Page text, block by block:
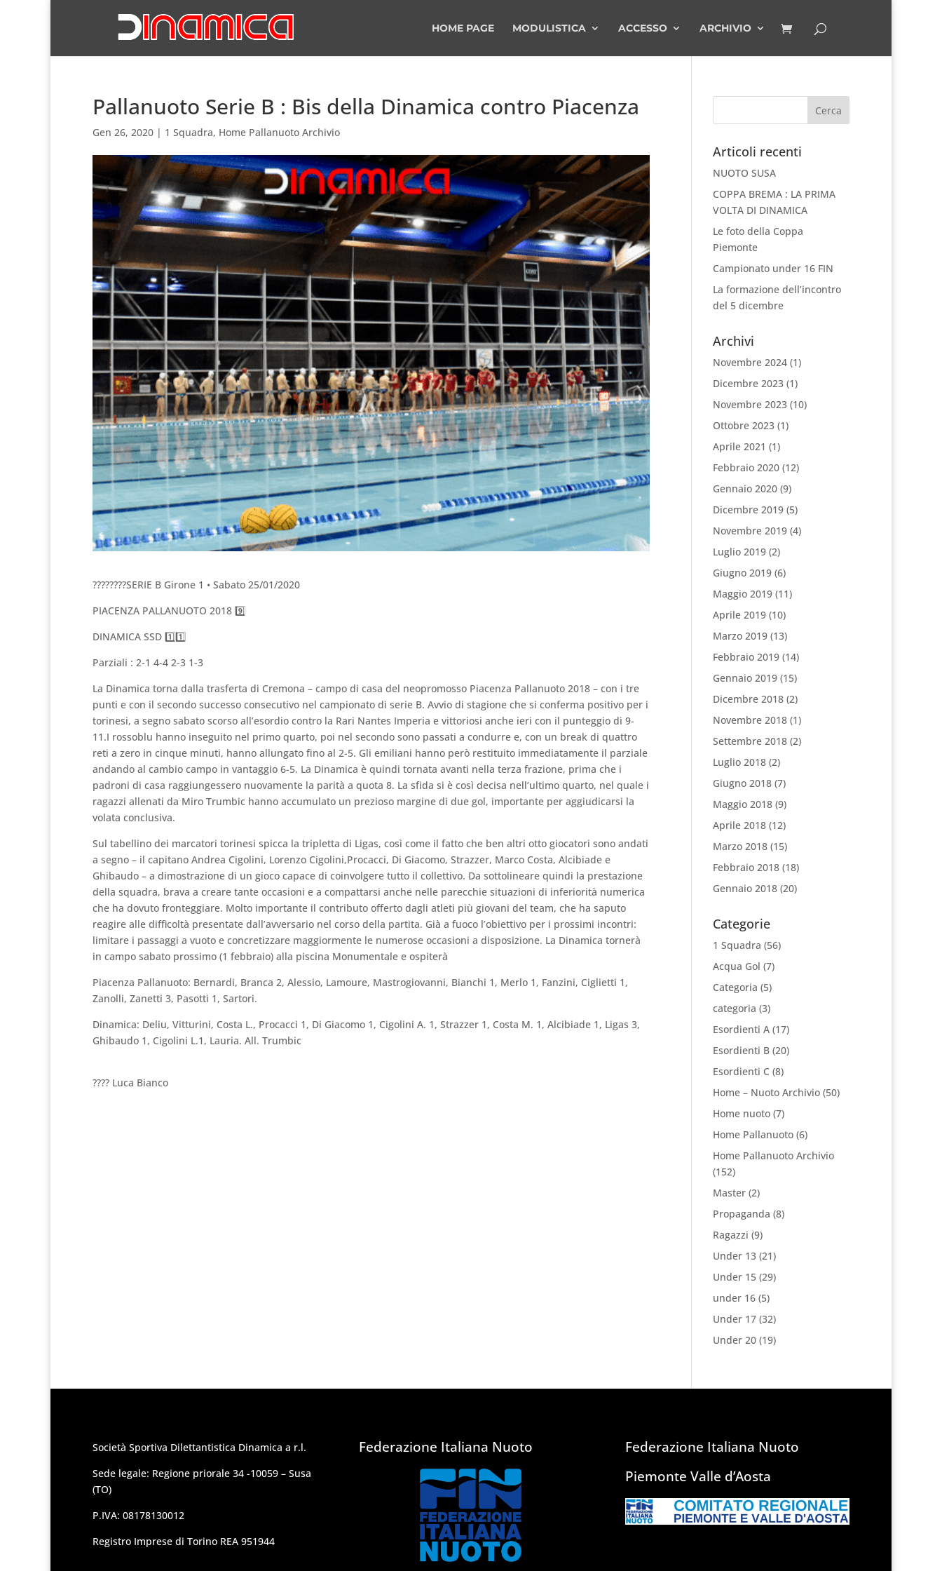
HOME PAGE MODULISTICA ACCESSO ARCHIVIO
Pallanuoto Serie B : Bis della Dinamica contro Piacenza
Gen 26, 2020 | 1 Squadra, Home Pallanuoto Archivio
????????SERIE B Girone 1 • Sabato 25/01/2020
PIACENZA PALLANUOTO 2018 9️⃣
DINAMICA SSD 1️⃣1️⃣
Parziali : 2-1 4-4 2-3 1-3
La Dinamica torna dalla trasferta di Cremona – campo di casa del neopromosso Piacenza Pallanuoto 2018 – con i tre
punti e con il secondo successo consecutivo nel campionato di serie B. Avvio di stagione che si conferma positivo per i
torinesi, a segno sabato scorso all’esordio contro la Rari Nantes Imperia e vittoriosi anche ieri con il punteggio di 9-
11.I rossoblu hanno inseguito nel primo quarto, poi nel secondo sono passati a condurre e, con un break di quattro
reti a zero in cinque minuti, hanno allungato fino al 2-5. Gli emiliani hanno però restituito immediatamente il parziale
andando al cambio campo in vantaggio 6-5. La Dinamica è quindi tornata avanti nella terza frazione, prima che i
padroni di casa raggiungessero nuovamente la parità a quota 8. La sfida si è così decisa nell’ultimo quarto, nel quale i
ragazzi allenati da Miro Trumbic hanno accumulato un prezioso margine di due gol, importante per aggiudicarsi la
volata conclusiva.
Sul tabellino dei marcatori torinesi spicca la tripletta di Ligas, così come il fatto che ben altri otto giocatori sono andati
a segno – il capitano Andrea Cigolini, Lorenzo Cigolini,Procacci, Di Giacomo, Strazzer, Marco Costa, Alcibiade e
Ghibaudo – a dimostrazione di un gioco capace di coinvolgere tutto il collettivo. Da sottolineare quindi la prestazione
della squadra, brava a creare tante occasioni e a compattarsi anche nelle parecchie situazioni di inferiorità numerica
che ha dovuto fronteggiare. Molto importante il contributo offerto dagli atleti più giovani del team, che ha saputo
reagire alle difficoltà presentate dall’avversario nel corso della partita. Già a fuoco l’obiettivo per i prossimi incontri:
limitare i passaggi a vuoto e concretizzare maggiormente le numerose occasioni a disposizione. La Dinamica tornerà
in campo sabato prossimo (1 febbraio) alla piscina Monumentale e ospiterà
Piacenza Pallanuoto: Bernardi, Branca 2, Alessio, Lamoure, Mastrogiovanni, Bianchi 1, Merlo 1, Fanzini, Ciglietti 1,
Zanolli, Zanetti 3, Pasotti 1, Sartori.
Dinamica: Deliu, Vitturini, Costa L., Procacci 1, Di Giacomo 1, Cigolini A. 1, Strazzer 1, Costa M. 1, Alcibiade 1, Ligas 3,
Ghibaudo 1, Cigolini L.1, Lauria. All. Trumbic
???? Luca Bianco
Articoli recenti
NUOTO SUSA
COPPA BREMA : LA PRIMA
VOLTA DI DINAMICA
Le foto della Coppa
Piemonte
Campionato under 16 FIN
La formazione dell’incontro
del 5 dicembre
Archivi
Novembre 2024(1)
Dicembre 2023(1)
Novembre 2023(10)
Ottobre 2023(1)
Aprile 2021 (1)
Febbraio 2020(12)
Gennaio 2020(9)
Dicembre 2019(5)
Novembre 2019(4)
Luglio 2019(2)
Giugno 2019(6)
Maggio 2019(11)
Aprile 2019(10)
Marzo 2019(13)
Febbraio 2019(14)
Gennaio 2019(15)
Dicembre 2018(2)
Novembre 2018(1)
Settembre 2018(2)
Luglio 2018(2)
Giugno 2018(7)
Maggio 2018(9)
Aprile 2018(12)
Marzo 2018(15)
Febbraio 2018(18)
Gennaio 2018(20)
Categorie
1 Squadra (56)
Acqua Gol (7)
Categoria (5)
categoria (3)
Esordienti A(17)
Esordienti B(20)
Esordienti C (8)
Home – Nuoto Archivio(50)
Home nuoto(7)
Home Pallanuoto(6)
Home Pallanuoto Archivio
(152)
Master(2)
Propaganda (8)
Ragazzi (9)
Under 13(21)
Under 15(29)
under 16(5)
Under 17(32)
Under 20(19)
Società Sportiva Dilettantistica Dinamica a r.l.
Sede legale: Regione priorale 34 -10059 – Susa
(TO)
P.IVA: 08178130012
Registro Imprese di Torino REA 951944
Federazione Italiana Nuoto
Federazione Italiana Nuoto
Piemonte Valle d’Aosta